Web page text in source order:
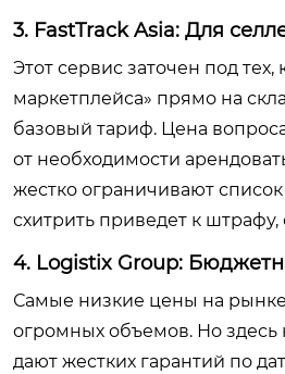
3. FastTrack Asia: Для
Этот сервис заточен под
маркетплейса» прямо на
базовый тариф. Цена
от необходимости
жестко ограничивают
схитрить приведет к
4. Logistix Group:
Самые низкие цены на рынке
огромных объемов. Но здесь
дают жестких гарантий по